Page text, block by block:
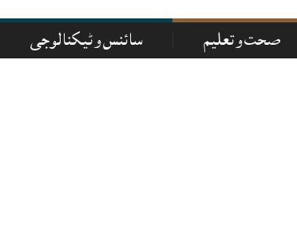
صحت و تعلیم سائنس و ٹیکنالوجی